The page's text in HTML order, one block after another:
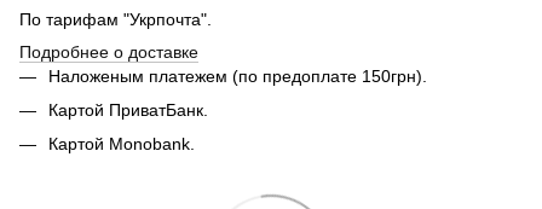
По тарифам "Укрпочта".
Подробнее о доставке
Наложеным платежем (по предоплате 150грн).
Картой ПриватБанк.
Картой Monobank.